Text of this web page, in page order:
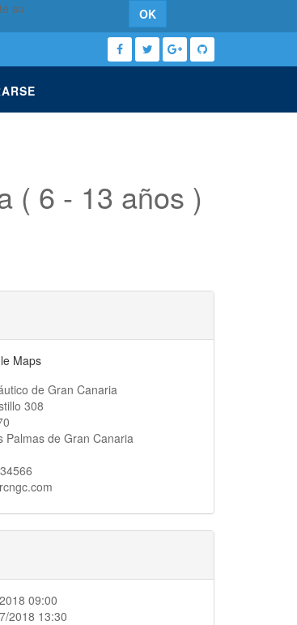
su
OK
( 6 - 13 años )
Maps
de Gran Canaria
308
de Gran Canaria
09:00
2018 13:30